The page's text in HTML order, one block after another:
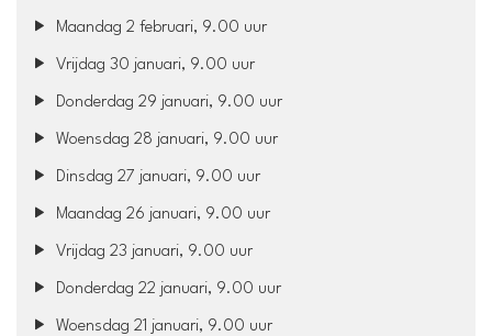
Maandag 2 februari, 9.00 uur
Vrijdag 30 januari, 9.00 uur
Donderdag 29 januari, 9.00 uur
Woensdag 28 januari, 9.00 uur
Dinsdag 27 januari, 9.00 uur
Maandag 26 januari, 9.00 uur
Vrijdag 23 januari, 9.00 uur
Donderdag 22 januari, 9.00 uur
Woensdag 21 januari, 9.00 uur